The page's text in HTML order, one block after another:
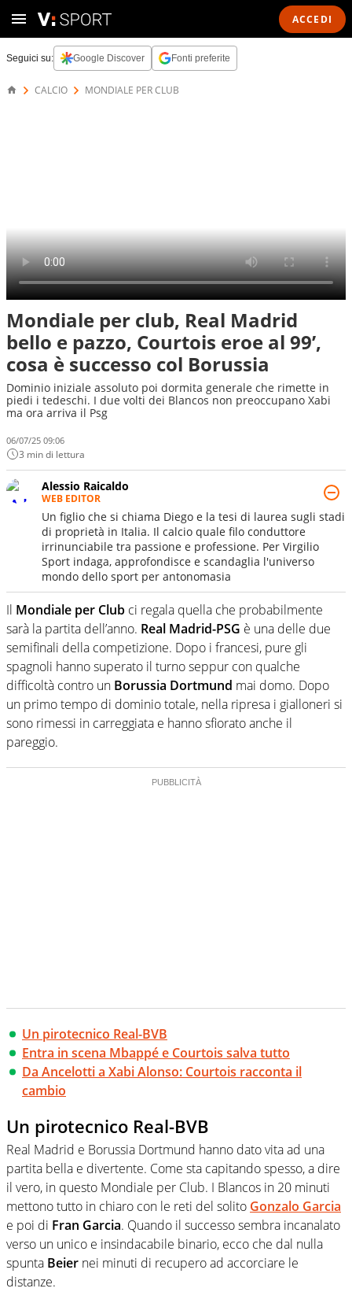
ACCEDI
Seguici su: Google Discover Fonti preferite
CALCIO MONDIALE PER CLUB
Mondiale per club, Real Madrid
bello e pazzo, Courtois eroe al 99’,
cosa è successo col Borussia
Dominio iniziale assoluto poi dormita generale che rimette in
piedi i tedeschi. I due volti dei Blancos non preoccupano Xabi
ma ora arriva il Psg
06/07/25 09:06
3 min di lettura
Alessio Raicaldo
WEB EDITOR
Un figlio che si chiama Diego e la tesi di laurea sugli stadi
di proprietà in Italia. Il calcio quale filo conduttore
irrinunciabile tra passione e professione. Per Virgilio
Sport indaga, approfondisce e scandaglia l'universo
mondo dello sport per antonomasia
Il Mondiale per Club ci regala quella che probabilmente
sarà la partita dell’anno. Real Madrid-PSG è una delle due
semifinali della competizione. Dopo i francesi, pure gli
spagnoli hanno superato il turno seppur con qualche
difficoltà contro un Borussia Dortmund mai domo. Dopo
un primo tempo di dominio totale, nella ripresa i gialloneri si
sono rimessi in carreggiata e hanno sfiorato anche il
pareggio.
Un pirotecnico Real-BVB
Entra in scena Mbappé e Courtois salva tutto
Da Ancelotti a Xabi Alonso: Courtois racconta il
cambio
Un pirotecnico Real-BVB
Real Madrid e Borussia Dortmund hanno dato vita ad una
partita bella e divertente. Come sta capitando spesso, a dire
il vero, in questo Mondiale per Club. I Blancos in 20 minuti
mettono tutto in chiaro con le reti del solito Gonzalo Garcia
e poi di Fran Garcia. Quando il successo sembra incanalato
verso un unico e insindacabile binario, ecco che dal nulla
spunta Beier nei minuti di recupero ad accorciare le
distanze.